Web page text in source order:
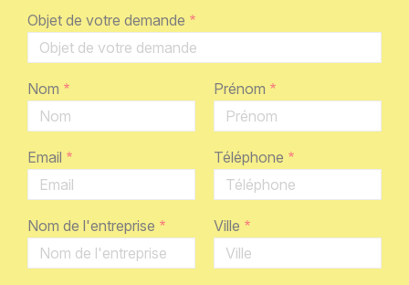
Objet de votre demande
Nom Prénom
Email Téléphone
Nom de l'entreprise Ville